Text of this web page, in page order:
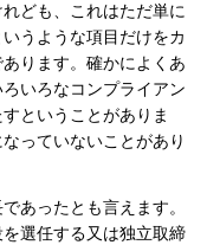
ども、これはただ単に
うような項目だけをカ
ります。確かによくあ
いろなコンプライアン
ということがありま
っていないことがあり
あったとも言えます。
選任する又は独立取締